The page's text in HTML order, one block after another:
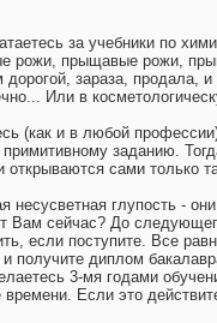
за учебники по
рожи, прыщавые рожи,
зараза, продала,
Или в
и в любой
заданию.
сами только
глупость -
сейчас? До
если поступите. Все
получите диплом
3-мя годами
времени. Если это